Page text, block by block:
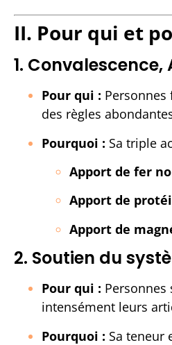
II. Pour qui et
1.
Pour qui :
des règles
Pourquoi : Sa triple
Apport de fer
Apport de
Apport de
2. Soutien du
Pour qui :
intensément leurs
Pourquoi : Sa teneur